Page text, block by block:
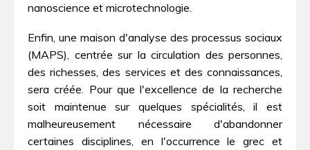
nanoscience et microtechnologie.
Enfin, une maison d'analyse des processus sociaux
(MAPS), centrée sur la circulation des personnes,
des richesses, des services et des connaissances,
sera créée. Pour que l'excellence de la recherche
soit maintenue sur quelques spécialités, il est
malheureusement nécessaire d'abandonner
certaines disciplines, en l'occurrence le grec et